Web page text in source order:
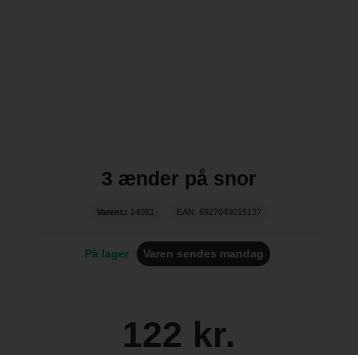
3 ænder på snor
Varenr.: 14081 EAN: 6927049015137
På lager Varen sendes mandag
122 kr.